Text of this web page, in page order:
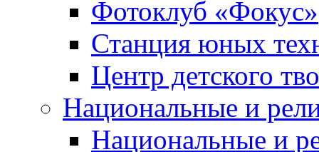
Фотоклуб «Фокус»
Станция юных
Центр детского
Национальные и
Национальные и